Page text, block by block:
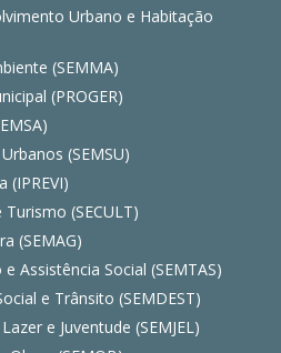
Urbano e Habitação
(SEMMA)
(PROGER)
(SEMSU)
(IPREVI)
(SECULT)
(SEMAG)
Assistência Social (SEMTAS)
e Trânsito (SEMDEST)
e Juventude (SEMJEL)